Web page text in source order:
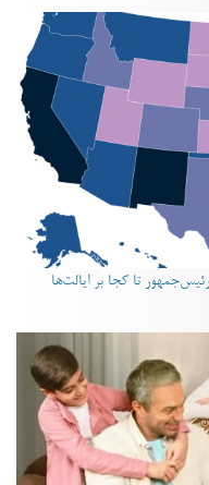
۵۰ ایالت رسید؟؛ رئیس‌جمهور تا کجا بر ایالت‌ها